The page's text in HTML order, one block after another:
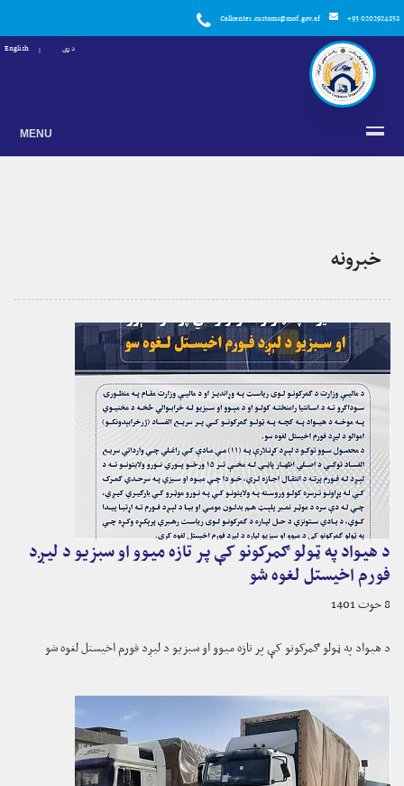
Callcenter.customs@mof.gov.af +93 0202924858
دری English
MENU
خبرونه
د هیواد په ټولو ګمرکونو کې پر تازه میوو او سبزیو د لیږد
فورم اخیستل لغوه شو
8 حوت 1401
د هیواد په ټولو ګمرکونو کې پر تازه میوو او سبزیو د لیږد فورم اخیستل لغوه شو